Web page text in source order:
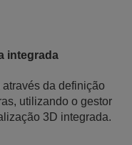
integrada
da definição
utilizando o gestor
3D integrada.